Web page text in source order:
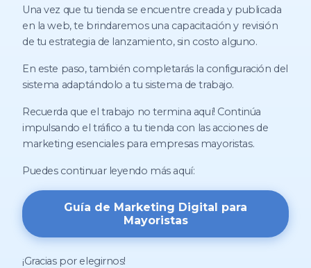
Una vez que tu tienda se encuentre creada y publicada
en la web, te brindaremos una capacitación y revisión
de tu estrategia de lanzamiento, sin costo alguno.
En este paso, también completarás la configuración del
sistema adaptándolo a tu sistema de trabajo.
Recuerda que el trabajo no termina aquí! Continúa
impulsando el tráfico a tu tienda con las acciones de
marketing esenciales para empresas mayoristas.
Puedes continuar leyendo más aquí:
Guía de Marketing Digital para
Mayoristas
¡Gracias por elegirnos!